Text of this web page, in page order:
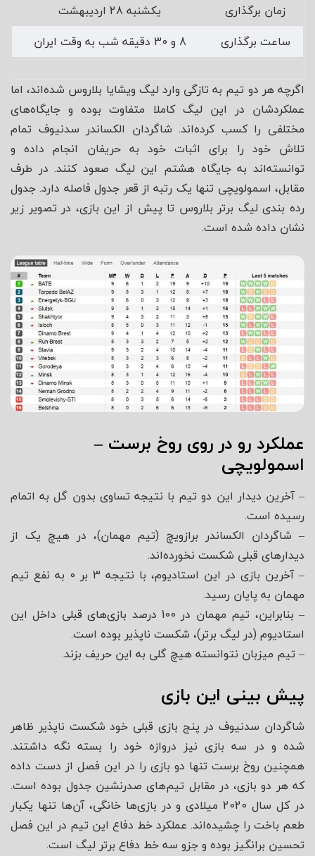
زمان برگذاری
یکشنبه 28 اردیبهشت
ساعت برگذاری
8 و 30 دقیقه شب به وقت ایران
اگرچه هر دو تیم به تازگی وارد لیگ ویشایا بلاروس شده‌اند، اما
عملکردشان در این لیگ کاملا متفاوت بوده و جایگاه‌های
مختلفی را کسب کرده‌اند. شاگردان الکساندر سدنیوف تمام
تلاش خود را برای اثبات خود به حریفان انجام داده و
توانسته‌اند به جایگاه هشتم این لیگ صعود کنند. در طرف
مقابل، اسمولویچی تنها یک رتبه از قعر جدول فاصله دارد. جدول
رده بندی لیگ برتر بلاروس تا پیش از این بازی، در تصویر زیر
نشان داده شده است.
عملکرد رو در روی روخ برست –
اسمولویچی
– آخرین دیدار این دو تیم با نتیجه تساوی بدون گل به اتمام
رسیده است.
– شاگردان الکساندر برازویچ (تیم مهمان)، در هیچ یک از
دیدارهای قبلی شکست نخورده‌اند.
– آخرین بازی در این استادیوم، با نتیجه 3 بر 0 به نفع تیم
مهمان به پایان رسید.
– بنابراین، تیم مهمان در 100 درصد بازی‌های قبلی داخل این
استادیوم (در لیگ برتر)، شکست ناپذیر بوده است.
– تیم میزبان نتوانسته هیچ گلی به این حریف بزند.
پیش بینی این بازی
شاگردان سدنیوف در پنج بازی قبلی خود شکست ناپذیر ظاهر
شده و در سه بازی نیز دروازه خود را بسته نگه داشتند.
همچنین روخ برست تنها دو بازی را در این فصل از دست داده
که هر دو بازی، در مقابل تیم‌های صدرنشین جدول بوده است.
در کل سال 2020 میلادی و در بازی‌ها خانگی، آن‌ها تنها یکبار
طعم باخت را چشیده‌اند. عملکرد خط دفاع این تیم در این فصل
تحسین برانگیز بوده و جزو سه خط دفاع برتر لیگ است.